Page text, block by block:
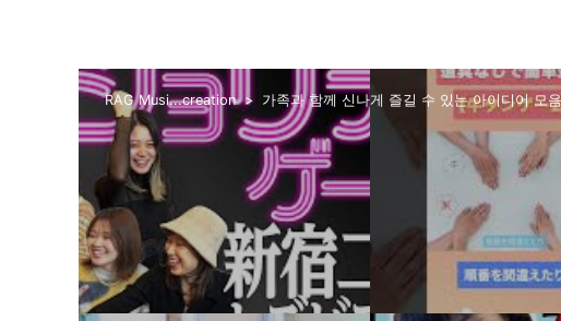
RAG Musi...creation 가족과 함께 신나게 즐길 수 있는 아이디어 모음